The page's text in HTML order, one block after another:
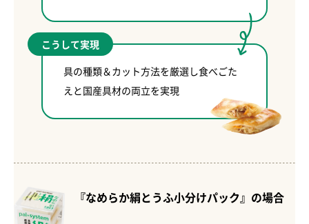
こうして実現
具の種類＆カット方法を厳選し食べごた
えと国産具材の両立を実現
『なめらか絹とうふ小分けパック』の場合